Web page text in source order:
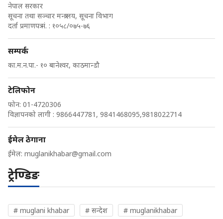
नेपाल सरकार
सूचना तथा सञ्चार मन्त्रालय, सूचना विभाग
दर्ता प्रमाणपत्र नं. : १०५८/०७५-७६
सम्पर्क
का.म.न.पा.- १० बानेश्वर, काठमान्डौ
टेलिफोन
फोन: 01-4720306
विज्ञापनको लागी : 9866447781, 9841468095,9818022714
ईमेल ठेगाना
ईमेल: muglanikhabar@gmail.com
ट्रेण्डिङ
# muglani khabar # सन्देश # muglanikhabar